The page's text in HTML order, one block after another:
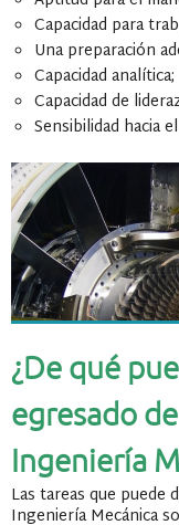
Capacidad para
Una preparación
Capacidad analítica;
Capacidad de
Sensibilidad hacia
¿De qué
egresado
Ingeniería
Las tareas que puede
Ingeniería Mecánica